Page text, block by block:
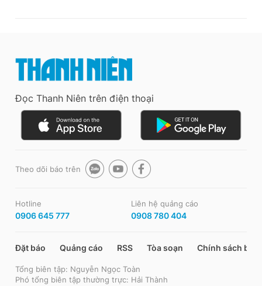
Đọc Thanh Niên trên điện thoại
Theo dõi báo trên
Hotline
0906 645 777
Liên hệ quảng cáo
0908 780 404
Đặt báo Quảng cáo RSS Tòa soạn Chính sách bảo
Tổng biên tập: Nguyễn Ngọc Toàn
Phó tổng biên tập thường trực: Hải Thành